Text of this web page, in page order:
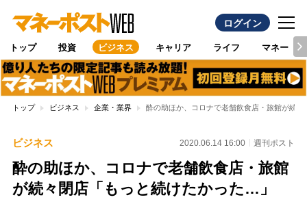
ログイン
トップ 投資 ビジネス キャリア ライフ マネー
トップ ビジネス 企業・業界 酔の助ほか、コロナで老舗飲食店・旅館が続
ビジネス 2020.06.14 16:00 週刊ポスト
酔の助ほか、コロナで老舗飲食店・旅館
が続々閉店「もっと続けたかった…」